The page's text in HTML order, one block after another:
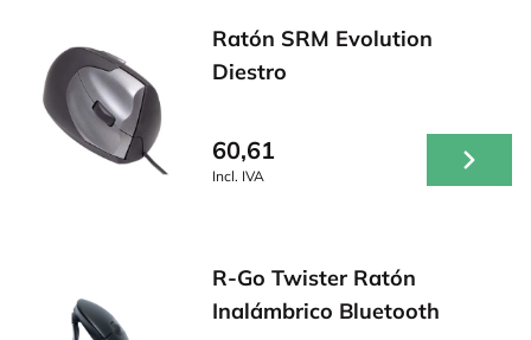
Ratón SRM Evolution
Diestro
60,61
Incl. IVA
R-Go Twister Ratón
Inalámbrico Bluetooth